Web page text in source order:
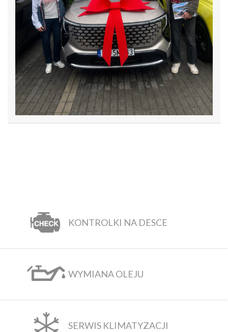
KONTROLKI NA DESCE
WYMIANA OLEJU
SERWIS KLIMATYZACJI